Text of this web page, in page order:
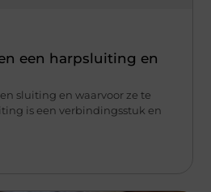
een harpsluiting en
sluiting en waarvoor ze te
is een verbindingsstuk en